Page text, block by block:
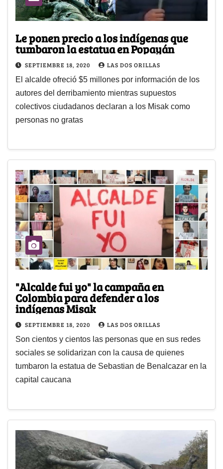
Le ponen precio a los indígenas que
tumbaron la estatua en Popayán
SEPTIEMBRE 18, 2020 LAS DOS ORILLAS
El alcalde ofreció $5 millones por información de los
autores del derribamiento mientras supuestos
colectivos ciudadanos declaran a los Misak como
personas no gratas
"Alcalde fui yo" la campaña en
Colombia para defender a los
indígenas Misak
SEPTIEMBRE 18, 2020 LAS DOS ORILLAS
Son cientos y cientos las personas que en sus redes
sociales se solidarizan con la causa de quienes
tumbaron la estatua de Sebastian de Benalcazar en la
capital caucana